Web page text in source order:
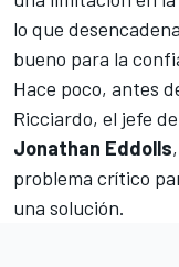
lo que
bueno para la
Hace poco, antes
Ricciardo, el jefe
Jonathan Eddolls
problema crítico
una solución.